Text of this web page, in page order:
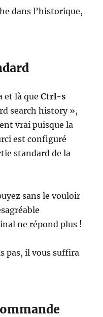
dans l’historique,
et là queCtrl-s
search history »,
vrai puisque la
est configuré
standard de la
sans le vouloir
ne répond plus !
pas, il vous suffira